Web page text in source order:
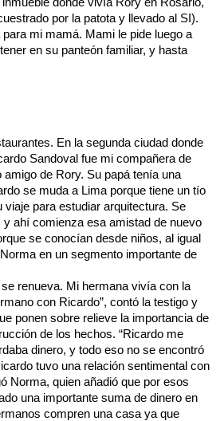
por la patota y llevado al SI).
mi mamá. Mami le pide luego a
en su panteón familiar, y hasta
En la segunda ciudad donde
Sandoval fue mi compañera de
de Rory. Su papá tenía una
se muda a Lima porque tiene un tío
para estudiar arquitectura. Se
y ahí comienza esa amistad de nuevo
se conocían desde niños, al igual
en un segmento importante de
renueva. Mi hermana vivía con la
con Ricardo”, contó la testigo y
ponen sobre relieve la importancia de
de los hechos. “Ricardo me
dinero, y todo eso no se encontró
tuvo una relación sentimental con
Norma, quien añadió que por esos
una importante suma de dinero en
compren una casa ya que